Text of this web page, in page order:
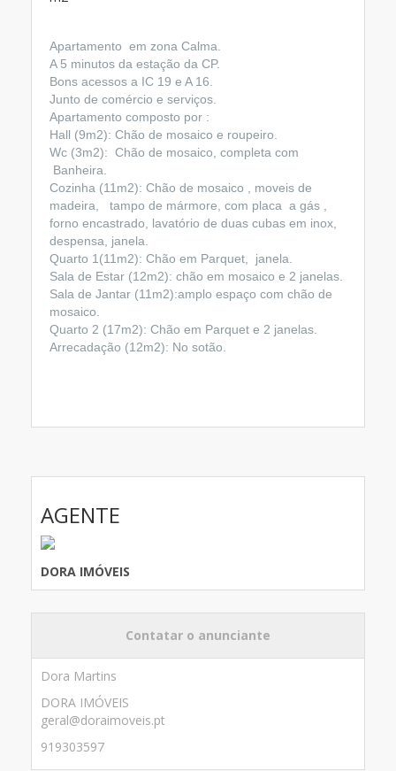
Apartamento em zona Calma.
A 5 minutos da estação da CP.
Bons acessos a IC 19 e A 16.
Junto de comércio e serviços.
Apartamento composto por :
Hall (9m2): Chão de mosaico e roupeiro.
Wc (3m2): Chão de mosaico, completa com
Banheira.
Cozinha (11m2): Chão de mosaico , moveis de
madeira, tampo de mármore, com placa a gás ,
forno encastrado, lavatório de duas cubas em inox,
despensa, janela.
Quarto 1(11m2): Chão em Parquet, janela.
Sala de Estar (12m2): chão em mosaico e 2 janelas.
Sala de Jantar (11m2):amplo espaço com chão de
mosaico.
Quarto 2 (17m2): Chão em Parquet e 2 janelas.
Arrecadação (12m2): No sotão.
AGENTE
DORA IMÓVEIS
Contatar o anunciante
Dora Martins
DORA IMÓVEIS
geral@doraimoveis.pt
919303597